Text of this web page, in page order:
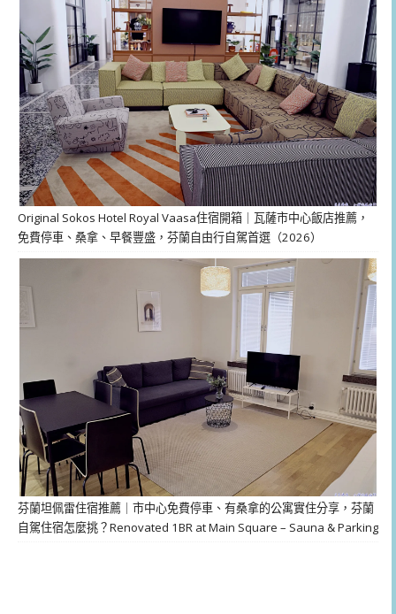
Original Sokos Hotel Royal Vaasa住宿開箱｜瓦薩市中心飯店推薦，
免費停車、桑拿、早餐豐盛，芬蘭自由行自駕首選（2026）
芬蘭坦佩雷住宿推薦｜市中心免費停車、有桑拿的公寓實住分享，芬蘭
自駕住宿怎麼挑？Renovated 1BR at Main Square – Sauna & Parking